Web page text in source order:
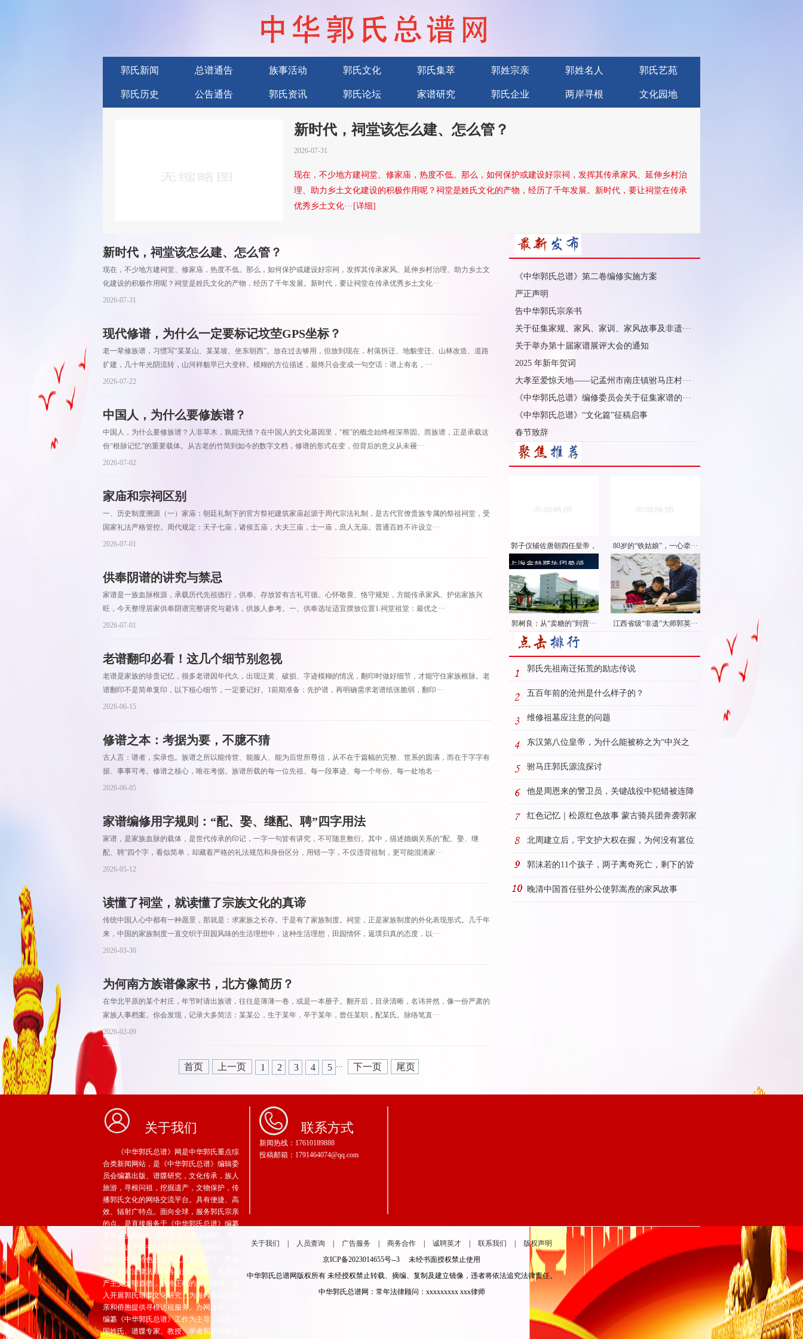
郭氏新闻 总谱通告 族事活动 郭氏文化 郭氏集萃 郭姓宗亲 郭姓名人 郭氏艺苑
郭氏历史 公告通告 郭氏资讯 郭氏论坛 家谱研究 郭氏企业 两岸寻根 文化园地
新时代，祠堂该怎么建、怎么管？
2026-07-31
现在，不少地方建祠堂、修家庙，热度不低。那么，如何保护或建设好宗祠，发挥其传承家风、延伸乡村治
理、助力乡土文化建设的积极作用呢？祠堂是姓氏文化的产物，经历了千年发展。新时代，要让祠堂在传承
优秀乡土文化···[详细]
新时代，祠堂该怎么建、怎么管？
现在，不少地方建祠堂、修家庙，热度不低。那么，如何保护或建设好宗祠，发挥其传承家风、延伸乡村治理、助力乡土文
化建设的积极作用呢？祠堂是姓氏文化的产物，经历了千年发展。新时代，要让祠堂在传承优秀乡土文化···
2026-07-31
现代修谱，为什么一定要标记坟茔GPS坐标？
老一辈修族谱，习惯写“某某山、某某坡、坐东朝西”。放在过去够用，但放到现在，村落拆迁、地貌变迁、山林改造、道路
扩建，几十年光阴流转，山河样貌早已大变样。模糊的方位描述，最终只会变成一句空话：谱上有名，···
2026-07-22
中国人，为什么要修族谱？
中国人，为什么要修族谱？人非草木，孰能无情？在中国人的文化基因里，“根”的概念始终根深蒂固。而族谱，正是承载这
份“根脉记忆”的重要载体。从古老的竹简到如今的数字文档，修谱的形式在变，但背后的意义从未褪···
2026-07-02
家庙和宗祠区别
一、历史制度溯源（一）家庙：朝廷礼制下的官方祭祀建筑家庙起源于周代宗法礼制，是古代官僚贵族专属的祭祖祠堂，受
国家礼法严格管控。周代规定：天子七庙，诸侯五庙，大夫三庙，士一庙，庶人无庙。普通百姓不许设立···
2026-07-01
供奉阴谱的讲究与禁忌
家谱是一族血脉根源，承载历代先祖德行，供奉、存放皆有古礼可循。心怀敬畏、恪守规矩，方能传承家风、护佑家族兴
旺，今天整理居家供奉阴谱完整讲究与避讳，供族人参考。一、供奉选址适宜摆放位置1.祠堂祖堂：最优之···
2026-07-01
老谱翻印必看！这几个细节别忽视
老谱是家族的珍贵记忆，很多老谱因年代久，出现泛黄、破损、字迹模糊的情况，翻印时做好细节，才能守住家族根脉。老
谱翻印不是简单复印，以下核心细节，一定要记好。1前期准备：先护谱，再明确需求老谱纸张脆弱，翻印···
2026-06-15
修谱之本：考据为要，不臆不猜
古人言：谱者，实录也。族谱之所以能传世、能服人、能为后世所尊信，从不在于篇幅的完整、世系的圆满，而在于字字有
据、事事可考。修谱之核心，唯在考据。族谱所载的每一位先祖、每一段事迹、每一个年份、每一处地名···
2026-06-05
家谱编修用字规则：“配、娶、继配、聘”四字用法
家谱，是家族血脉的载体，是世代传承的印记，一字一句皆有讲究，不可随意敷衍。其中，描述婚姻关系的“配、娶、继
配、聘”四个字，看似简单，却藏着严格的礼法规范和身份区分，用错一字，不仅违背祖制，更可能混淆家···
2026-05-12
读懂了祠堂，就读懂了宗族文化的真谛
传统中国人心中都有一种愿景，那就是：求家族之长存。于是有了家族制度。祠堂，正是家族制度的外化表现形式。几千年
来，中国的家族制度一直交织于田园风味的生活理想中，这种生活理想，田园情怀，返璞归真的态度，以···
2026-03-30
为何南方族谱像家书，北方像简历？
在华北平原的某个村庄，年节时请出族谱，往往是薄薄一卷，或是一本册子。翻开后，目录清晰，名讳井然，像一份严肃的
家族人事档案。你会发现，记录大多简洁：某某公，生于某年，卒于某年，曾任某职，配某氏。脉络笔直···
2026-02-09
首页 上一页 1 2 3 4 5 ··· 下一页 尾页
《中华郭氏总谱》第二卷编修实施方案
严正声明
告中华郭氏宗亲书
关于征集家规、家风、家训、家风故事及非遗···
关于举办第十届家谱展评大会的通知
2025 年新年贺词
大孝至爱惊天地——记孟州市南庄镇驸马庄村···
《中华郭氏总谱》编修委员会关于征集家谱的···
《中华郭氏总谱》“文化篇”征稿启事
春节致辞
郭子仪辅佐唐朝四任皇帝，
···
80岁的“铁姑娘”，一心牵···
郭树良：从“卖糖的”到营··· 江西省级“非遗”大师郭英···
郭氏先祖南迁拓荒的励志传说
五百年前的沧州是什么样子的？
维修祖墓应注意的问题
东汉第八位皇帝，为什么能被称之为“中兴之
主”？
驸马庄郭氏源流探讨
他是周恩来的警卫员，关键战役中犯错被连降
五级，后成开国大校
红色记忆｜松原红色故事 蒙古骑兵团奔袭郭家
店
北周建立后，宇文护大权在握，为何没有篡位
称帝呢？
郭沫若的11个孩子，两子离奇死亡，剩下的皆
继承了他的品质
晚清中国首任驻外公使郭嵩焘的家风故事
关于我们
《中华郭氏总谱》网是中华郭氏重点综
合类新闻网站，是《中华郭氏总谱》编辑委
员会编纂出版、谱牒研究，文化传承，族人
旅游，寻根问祖，挖掘遗产，文物保护，传
播郭氏文化的网络交流平台。具有便捷、高
效、辐射广特点。面向全球，服务郭氏宗亲
的点。是直接服务于《中华郭氏总谱》编纂
委员会的网站。 指导思想：坚决拥护、贯
彻以习近平总书记为核心的党中央领导，以
新时代中国特色社会主义思想为指导。严格
遵守国家法律法规和各项规章制度。发扬共
产主义文明道德，坚持正确的舆论导向，深
入开展郭氏谱牒文化研究，为海內外郭氏宗
亲和侨胞提供寻根访祖服务。办网方针：以
编纂《中华郭氏总谱》工作为主导，动员全
国姓氏、谱牒专家、教授、学者和郭姓研究
联系方式
新闻热线：17610189888
投稿邮箱：1791464074@qq.com
关于我们 人员查询 广告服务 商务合作 诚聘英才 联系我们
版权声明
京ICP备2023014655号--3 未经书面授权禁止使用
中华郭氏总谱网版权所有 未经授权禁止转载、摘编、复制及建立镜像，违者将依法追究法律责任。
中华郭氏总谱网：常年法律顾问：xxxxxxxxx xxx律师